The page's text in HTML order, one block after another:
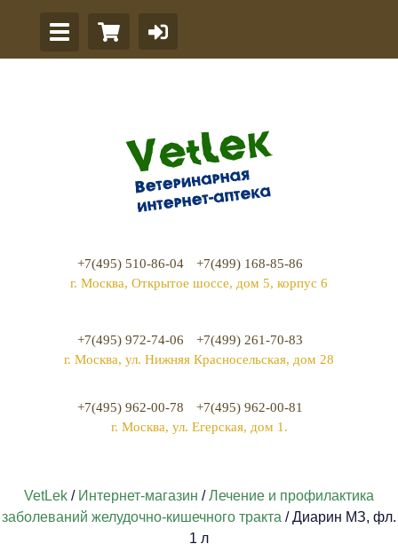
+7(495) 510-86-04
+7(499) 168-85-86
г. Москва, Открытое шоссе, дом 5, корпус 6
+7(495) 972-74-06
+7(499) 261-70-83
г. Москва, ул. Нижняя Красносельская, дом 28
+7(495) 962-00-78
+7(495) 962-00-81
г. Москва, ул. Егерская, дом 1.
VetLek / Интернет-магазин /Лечение и профилактика
заболеваний желудочно-кишечного тракта / Диарин МЗ, фл.
1 л